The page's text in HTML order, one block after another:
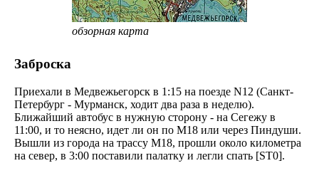
обзорная карта
Заброска
Приехали в Медвежьегорск в 1:15 на поезде N12 (Санкт-
Петербург - Мурманск, ходит два раза в неделю).
Ближайший автобус в нужную сторону - на Сегежу в
11:00, и то неясно, идет ли он по М18 или через Пиндуши.
Вышли из города на трассу М18, прошли около километра
на север, в 3:00 поставили палатку и легли спать [ST0].